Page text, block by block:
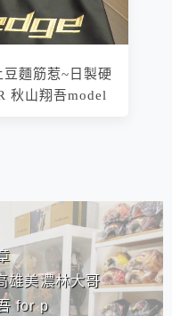
麵筋惹~日製硬
秋山翔吾model
雄美濃林大哥
for p